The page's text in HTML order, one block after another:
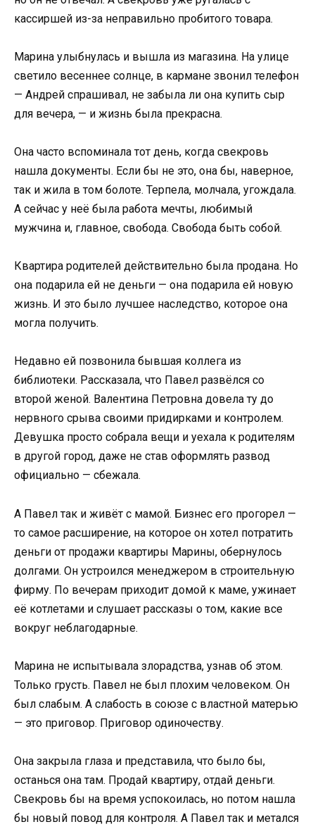
кассиршей из-за неправильно пробитого товара.
Марина улыбнулась и вышла из магазина. На улице
светило весеннее солнце, в кармане звонил телефон
— Андрей спрашивал, не забыла ли она купить сыр
для вечера, — и жизнь была прекрасна.
Она часто вспоминала тот день, когда свекровь
нашла документы. Если бы не это, она бы, наверное,
так и жила в том болоте. Терпела, молчала, угождала.
А сейчас у неё была работа мечты, любимый
мужчина и, главное, свобода. Свобода быть собой.
Квартира родителей действительно была продана. Но
она подарила ей не деньги — она подарила ей новую
жизнь. И это было лучшее наследство, которое она
могла получить.
Недавно ей позвонила бывшая коллега из
библиотеки. Рассказала, что Павел развёлся со
второй женой. Валентина Петровна довела ту до
нервного срыва своими придирками и контролем.
Девушка просто собрала вещи и уехала к родителям
в другой город, даже не став оформлять развод
официально — сбежала.
А Павел так и живёт с мамой. Бизнес его прогорел —
то самое расширение, на которое он хотел потратить
деньги от продажи квартиры Марины, обернулось
долгами. Он устроился менеджером в строительную
фирму. По вечерам приходит домой к маме, ужинает
её котлетами и слушает рассказы о том, какие все
вокруг неблагодарные.
Марина не испытывала злорадства, узнав об этом.
Только грусть. Павел не был плохим человеком. Он
был слабым. А слабость в союзе с властной матерью
— это приговор. Приговор одиночеству.
Она закрыла глаза и представила, что было бы,
останься она там. Продай квартиру, отдай деньги.
Свекровь бы на время успокоилась, но потом нашла
бы новый повод для контроля. А Павел так и метался